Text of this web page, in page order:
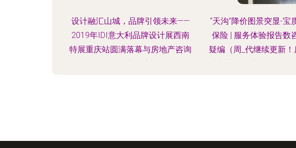
设计融汇山城，品牌引领未来——
2019年IDI意大利品牌设计展西南
特展重庆站圆满落幕与房地产咨询
“天沟”降价图景突显-宝
保险 | 服务体验报告数
疑编（周_代继续更新